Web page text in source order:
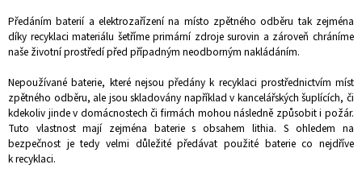
Předáním baterií a elektrozařízení na místo zpětného odběru tak zejména
díky recyklaci materiálu šetříme primární zdroje surovin a zároveň chráníme
naše životní prostředí před případným neodborným nakládáním.
Nepoužívané baterie, které nejsou předány k recyklaci prostřednictvím míst
zpětného odběru, ale jsou skladovány například v kancelářských šuplících, či
kdekoliv jinde v domácnostech či firmách mohou následně způsobit i požár.
Tuto vlastnost mají zejména baterie s obsahem lithia. S ohledem na
bezpečnost je tedy velmi důležité předávat použité baterie co nejdříve
k recyklaci.